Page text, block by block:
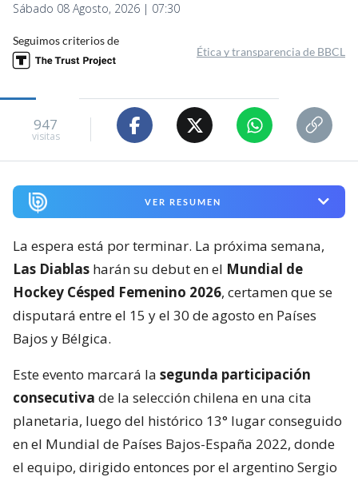
Sábado 08 Agosto, 2026 | 07:30
Seguimos criterios de
Ética y transparencia de BBCL
947
visitas
VER RESUMEN
La espera está por terminar. La próxima semana,
Las Diablas harán su debut en el Mundial de
Hockey Césped Femenino 2026, certamen que se
disputará entre el 15 y el 30 de agosto en Países
Bajos y Bélgica.
Este evento marcará la segunda participación
consecutiva de la selección chilena en una cita
planetaria, luego del histórico 13° lugar conseguido
en el Mundial de Países Bajos-España 2022, donde
el equipo, dirigido entonces por el argentino Sergio